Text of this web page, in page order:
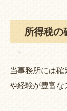
所得税の
当事務所には確
や経験が豊富な